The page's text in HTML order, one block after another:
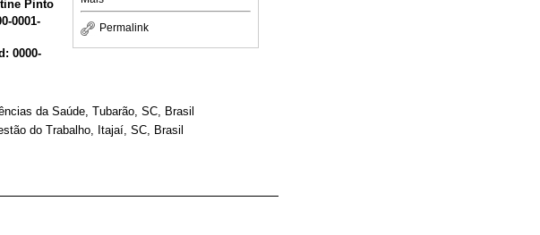
Permalink
Pinto
0001-
0000-
da Saúde, Tubarão, SC, Brasil
do Trabalho, Itajaí, SC, Brasil